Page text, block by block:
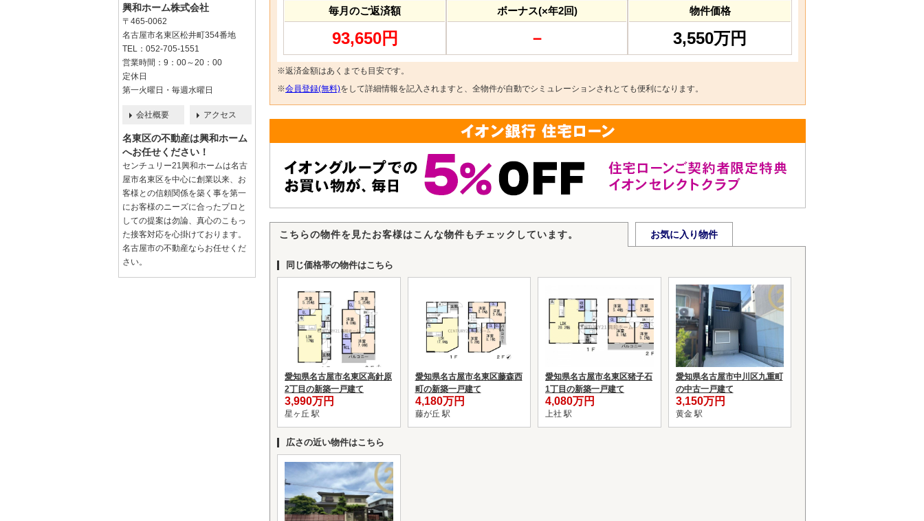
毎月のご返済額
93,650円
ボーナス(×年2回)
－
物件価格
3,550万円
※返済金額はあくまでも目安です。
※会員登録(無料)をして詳細情報を記入されますと、全物件が自動でシミュレーションされとても便利になります。
こちらの物件を見たお客様はこんな物件もチェックしています。 お気に入り物件
同じ価格帯の物件はこちら
愛知県名古屋市名東区高針原
2丁目の新築一戸建て
3,990万円
星ヶ丘 駅
愛知県名古屋市名東区藤森西
町の新築一戸建て
4,180万円
藤が丘 駅
愛知県名古屋市名東区猪子石
1丁目の新築一戸建て
4,080万円
上社 駅
愛知県名古屋市中川区九重町
の中古一戸建て
3,150万円
黄金 駅
広さの近い物件はこちら
興和ホーム株式会社
〒465-0062
名古屋市名東区松井町354番地
TEL：052-705-1551
営業時間：9：00～20：00
定休日
第一火曜日・毎週水曜日
会社概要 アクセス
名東区の不動産は興和ホーム
へお任せください！
センチュリー21興和ホームは名古
屋市名東区を中心に創業以来、お
客様との信頼関係を築く事を第一
にお客様のニーズに合ったプロと
しての提案は勿論、真心のこもっ
た接客対応を心掛けております。
名古屋市の不動産ならお任せくだ
さい。